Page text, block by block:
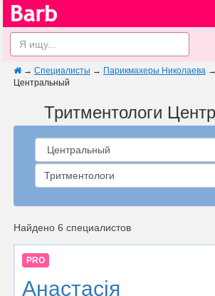
→ Специалисты → Парикмахеры Николаева →
Центральный
Тритментологи
Тритментологи
Найдено 6 специалистов
PRO
Анастасія